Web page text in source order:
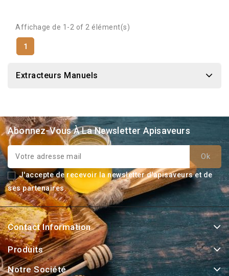
Affichage de 1-2 of 2 élément(s)
1
Extracteurs Manuels
Abonnez-Vous À La Newsletter Apisaveurs
J'accepte de recevoir la newsletter d'apisaveurs et de
ses partenaires.
Contact Information
Produits
Notre Société